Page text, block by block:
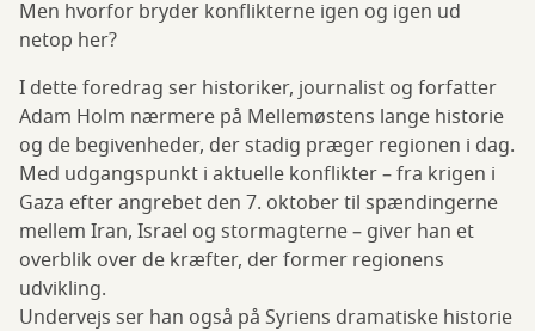
Men hvorfor bryder konflikterne igen og igen ud
netop her?
I dette foredrag ser historiker, journalist og forfatter
Adam Holm nærmere på Mellemøstens lange historie
og de begivenheder, der stadig præger regionen i dag.
Med udgangspunkt i aktuelle konflikter – fra krigen i
Gaza efter angrebet den 7. oktober til spændingerne
mellem Iran, Israel og stormagterne – giver han et
overblik over de kræfter, der former regionens
udvikling.
Undervejs ser han også på Syriens dramatiske historie